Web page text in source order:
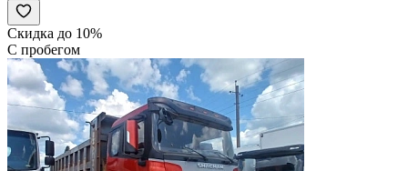
Скидка до 10%
С пробегом